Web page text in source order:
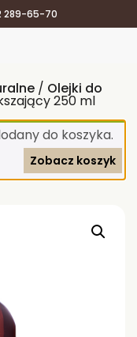
289-65-70
/ Olejki do
250 ml
do koszyka.
Zobacz koszyk